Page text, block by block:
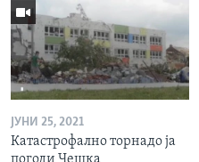
ЈУНИ 25, 2021
Катастрофално торнадо ја